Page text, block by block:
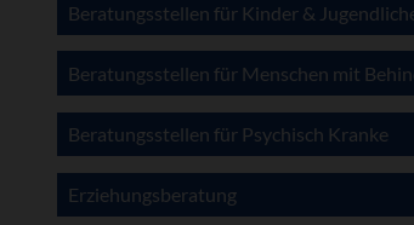
Beratungsstellen für Kinder &
Beratungsstellen für Menschen mit
Beratungsstellen für Psychisch Kranke
Erziehungsberatung